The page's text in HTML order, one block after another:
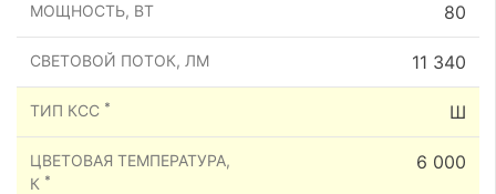
МОЩНОСТЬ, ВТ 80
СВЕТОВОЙ ПОТОК, ЛМ 11 340
ТИП КСС * Ш
ЦВЕТОВАЯ ТЕМПЕРАТУРА,
К *
6 000